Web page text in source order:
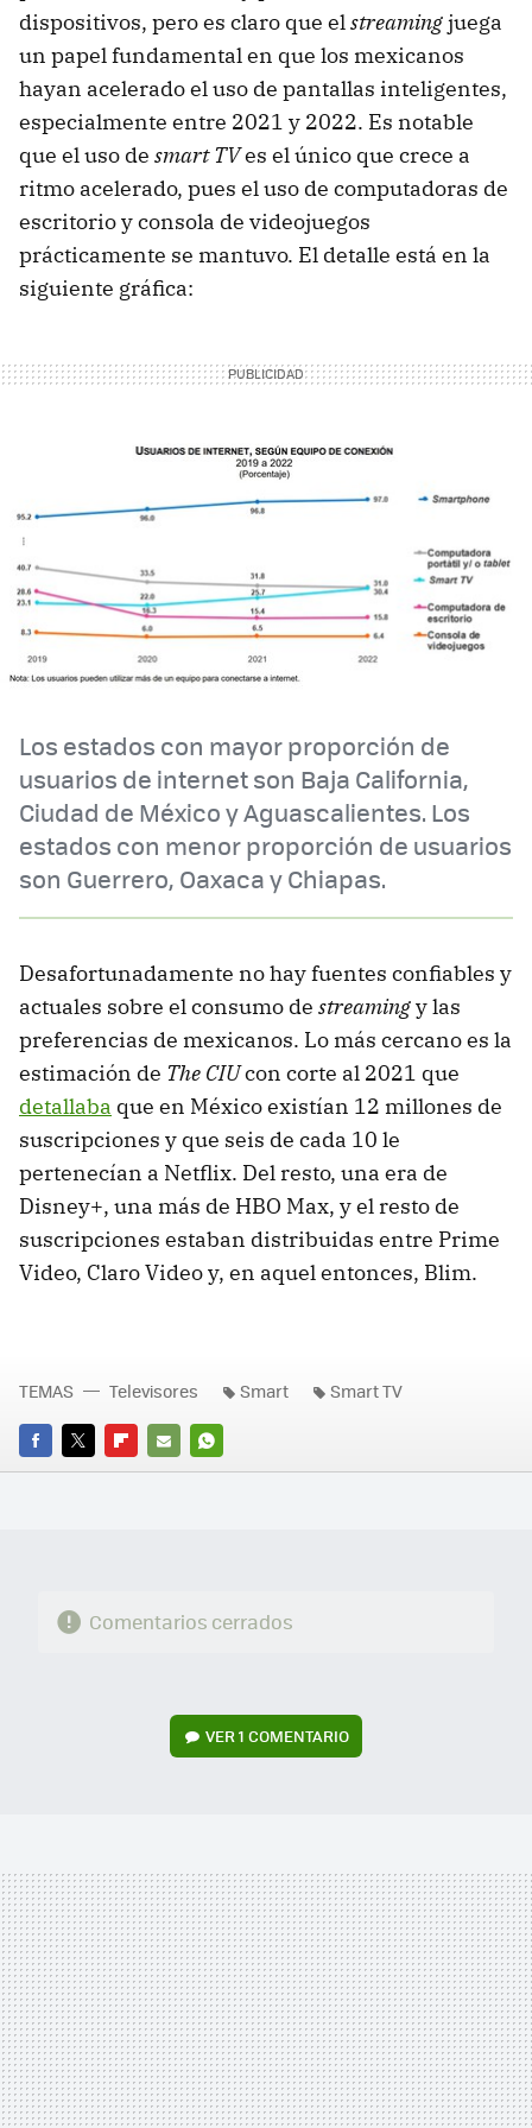
dispositivos, pero es claro que elstreamingjuega
un papel fundamental en que los mexicanos
hayan acelerado el uso de pantallas inteligentes,
especialmente entre 2021 y 2022. Es notable
que el uso de smart TVes el único que crece a
ritmo acelerado, pues el uso de computadoras de
escritorio y consola de videojuegos
prácticamente se mantuvo. El detalle está en la
siguiente gráfica:
Los estados con mayor proporción de
usuarios de internet son Baja California,
Ciudad de México y Aguascalientes. Los
estados con menor proporción de usuarios
son Guerrero, Oaxaca y Chiapas.
Desafortunadamente no hay fuentes confiables y
actuales sobre el consumo de streamingy las
preferencias de mexicanos. Lo más cercano es la
estimación de The CIUcon corte al 2021 que
detallaba que en México existían 12 millones de
suscripciones y que seis de cada 10 le
pertenecían a Netflix. Del resto, una era de
Disney+, una más de HBO Max, y el resto de
suscripciones estaban distribuidas entre Prime
Video, Claro Video y, en aquel entonces, Blim.
FACEBOOK
TWITTERFLIPBOARD
E-
WHATSAPP
TEMAS Televisores Smart Smart TV
Comentarios cerrados
VER1 COMENTARIO